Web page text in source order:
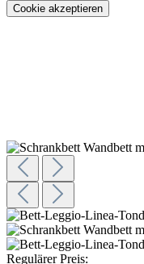
Cookie akzeptieren
Regulärer Preis: